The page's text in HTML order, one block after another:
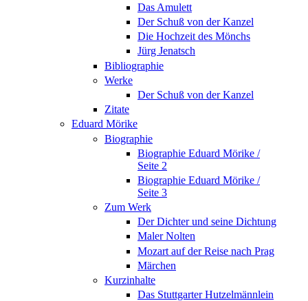
Das Amulett
Der Schuß von der Kanzel
Die Hochzeit des Mönchs
Jürg Jenatsch
Bibliographie
Werke
Der Schuß von der Kanzel
Zitate
Eduard Mörike
Biographie
Biographie Eduard Mörike /
Seite 2
Biographie Eduard Mörike /
Seite 3
Zum Werk
Der Dichter und seine Dichtung
Maler Nolten
Mozart auf der Reise nach Prag
Märchen
Kurzinhalte
Das Stuttgarter Hutzelmännlein